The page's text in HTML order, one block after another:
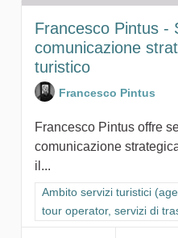
Francesco Pintus -
comunicazione
turistico
Francesco Pintus
Francesco Pintus offre
comunicazione
il...
Filtra i risultati per
Ambito servizi turistici
tour operator, servizi di